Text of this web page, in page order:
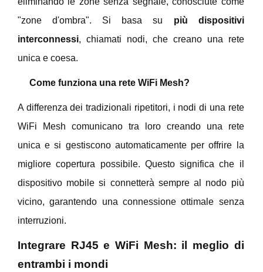
"zone d'ombra". Si basa su più dispositivi
interconnessi, chiamati nodi, che creano una rete
unica e coesa.
Come funziona una rete WiFi Mesh?
A differenza dei tradizionali ripetitori, i nodi di una rete
WiFi Mesh comunicano tra loro creando una rete
unica e si gestiscono automaticamente per offrire la
migliore copertura possibile. Questo significa che il
dispositivo mobile si connetterà sempre al nodo più
vicino, garantendo una connessione ottimale senza
interruzioni.
Integrare RJ45 e WiFi Mesh: il meglio di
entrambi i mondi